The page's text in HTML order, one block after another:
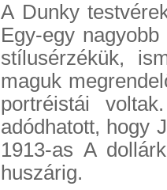
A Dunky
Egy-egy
stílusérzékük,
maguk
portréistái
adódhatott, hogy
1913-as A
huszárig.